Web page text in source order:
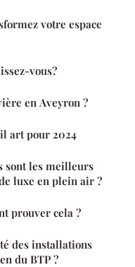
votre espace
vous?
en Aveyron ?
art pour 2024
sont les meilleurs
luxe en plein air ?
prouver cela ?
des installations
du BTP ?